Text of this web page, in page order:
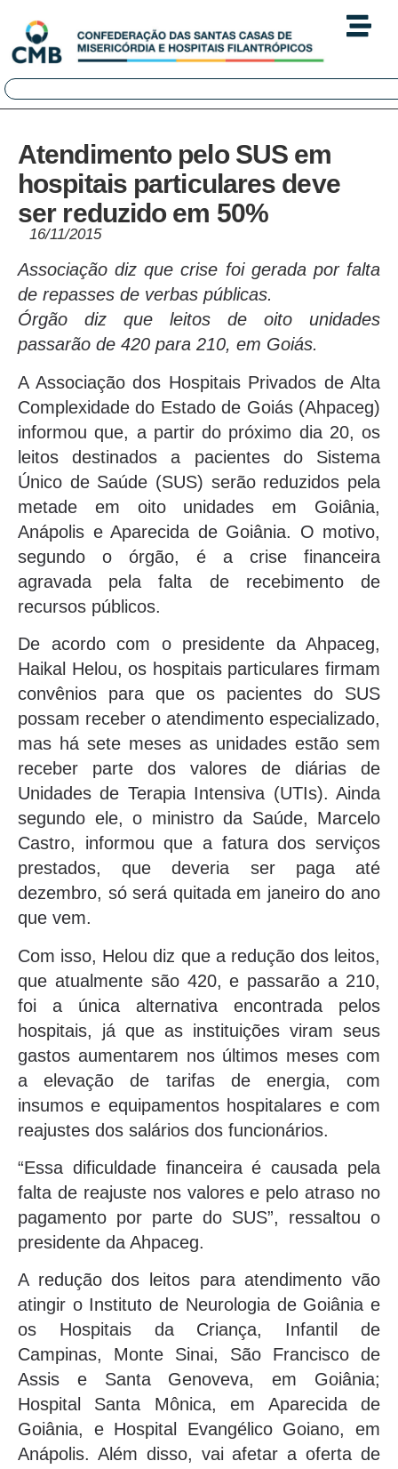
Atendimento pelo SUS em
hospitais particulares deve
ser reduzido em 50%
16/11/2015
Associação diz que crise foi gerada por falta
de repasses de verbas públicas.
Órgão diz que leitos de oito unidades
passarão de 420 para 210, em Goiás.
A Associação dos Hospitais Privados de Alta
Complexidade do Estado de Goiás (Ahpaceg)
informou que, a partir do próximo dia 20, os
leitos destinados a pacientes do Sistema
Único de Saúde (SUS) serão reduzidos pela
metade em oito unidades em Goiânia,
Anápolis e Aparecida de Goiânia. O motivo,
segundo o órgão, é a crise financeira
agravada pela falta de recebimento de
recursos públicos.
De acordo com o presidente da Ahpaceg,
Haikal Helou, os hospitais particulares firmam
convênios para que os pacientes do SUS
possam receber o atendimento especializado,
mas há sete meses as unidades estão sem
receber parte dos valores de diárias de
Unidades de Terapia Intensiva (UTIs). Ainda
segundo ele, o ministro da Saúde, Marcelo
Castro, informou que a fatura dos serviços
prestados, que deveria ser paga até
dezembro, só será quitada em janeiro do ano
que vem.
Com isso, Helou diz que a redução dos leitos,
que atualmente são 420, e passarão a 210,
foi a única alternativa encontrada pelos
hospitais, já que as instituições viram seus
gastos aumentarem nos últimos meses com
a elevação de tarifas de energia, com
insumos e equipamentos hospitalares e com
reajustes dos salários dos funcionários.
“Essa dificuldade financeira é causada pela
falta de reajuste nos valores e pelo atraso no
pagamento por parte do SUS”, ressaltou o
presidente da Ahpaceg.
A redução dos leitos para atendimento vão
atingir o Instituto de Neurologia de Goiânia e
os Hospitais da Criança, Infantil de
Campinas, Monte Sinai, São Francisco de
Assis e Santa Genoveva, em Goiânia;
Hospital Santa Mônica, em Aparecida de
Goiânia, e Hospital Evangélico Goiano, em
Anápolis. Além disso, vai afetar a oferta de